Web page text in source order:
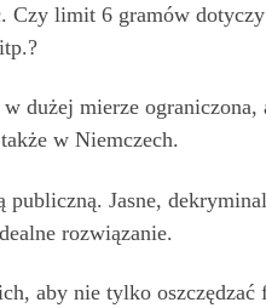
Czy limit 6 gramów
dużej mierze
w Niemczech.
Jasne,
rozwiązanie.
aby nie tylko oszczędzać